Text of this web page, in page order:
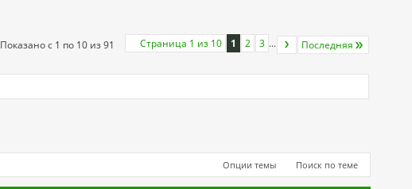
Страница 1 из 10 1 2 3 ... Последняя
Показано с 1 по 10 из 91
Опции темы Поиск по теме